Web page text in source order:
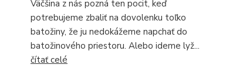
Väčšina z nás pozná ten pocit, keď
potrebujeme zbaliť na dovolenku toľko
batožiny, že ju nedokážeme napchať do
batožinového priestoru. Alebo ideme lyž...
čítať celé